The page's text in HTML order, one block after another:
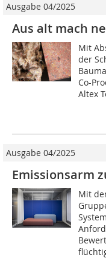
Ausgabe 04/2025
Aus alt mach
Mit
der
Co-
Altex
Ausgabe 04/2025
Emissionsarm
Mit